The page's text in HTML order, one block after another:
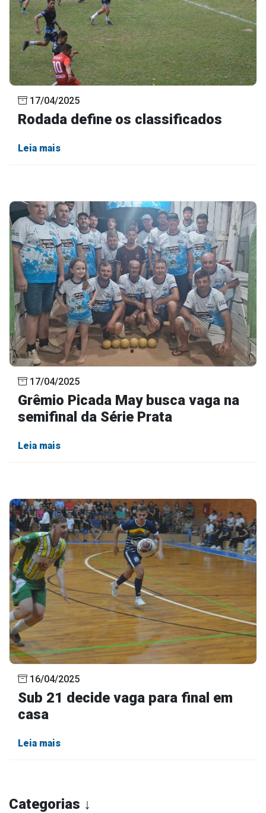
Categorias ↓
17/04/2025
Rodada define os classificados
Leia mais
17/04/2025
Grêmio Picada May busca vaga na
semifinal da Série Prata
Leia mais
16/04/2025
Sub 21 decide vaga para final em
casa
Leia mais